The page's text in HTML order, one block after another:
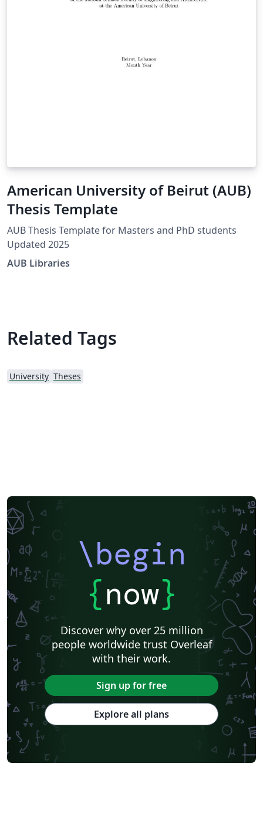
American University of Beirut (AUB)
Thesis Template
AUB Thesis Template for Masters and PhD students
Updated 2025
AUB Libraries
Related Tags
University Theses
\begin
{now}
Discover why over 25 million
people worldwide trust Overleaf
with their work.
Sign up for free
Explore all plans